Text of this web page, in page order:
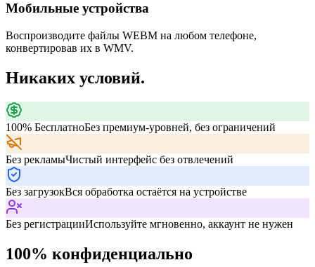
Мобильные устройства
Воспроизводите файлы WEBM на любом телефоне,
конвертировав их в WMV.
Никаких условий.
100% БесплатноБез премиум-уровней, без ограничений
Без рекламыЧистый интерфейс без отвлечений
Без загрузокВся обработка остаётся на устройстве
Без регистрацииИспользуйте мгновенно, аккаунт не нужен
100% конфиденциально